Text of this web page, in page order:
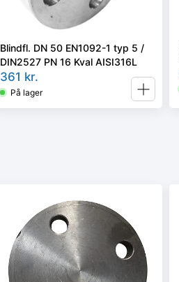
Blindfl. DN 50 EN1092-1 typ 5 /
DIN2527 PN 16 Kval AISI316L
361 kr.
På lager